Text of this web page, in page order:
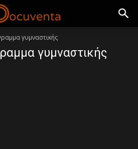
γυμναστικής
γυμναστικής